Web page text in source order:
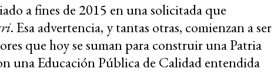
a fines de 2015 en una solicitada que
. Esa advertencia, y tantas otras, comienzan a ser
que hoy se suman para construir una Patria
una Educación Pública de Calidad entendida